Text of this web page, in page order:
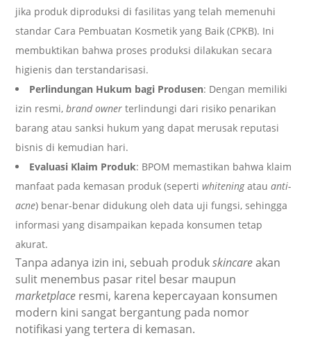
jika produk diproduksi di fasilitas yang telah memenuhi
standar Cara Pembuatan Kosmetik yang Baik (CPKB). Ini
membuktikan bahwa proses produksi dilakukan secara
higienis dan terstandarisasi.
Perlindungan Hukum bagi Produsen: Dengan memiliki
izin resmi,brand ownerterlindungi dari risiko penarikan
barang atau sanksi hukum yang dapat merusak reputasi
bisnis di kemudian hari.
Evaluasi Klaim Produk: BPOM memastikan bahwa klaim
manfaat pada kemasan produk (sepertiwhiteningatau anti-
acne) benar-benar didukung oleh data uji fungsi, sehingga
informasi yang disampaikan kepada konsumen tetap
akurat.
Tanpa adanya izin ini, sebuah produkskincareakan
sulit menembus pasar ritel besar maupun
marketplace resmi, karena kepercayaan konsumen
modern kini sangat bergantung pada nomor
notifikasi yang tertera di kemasan.